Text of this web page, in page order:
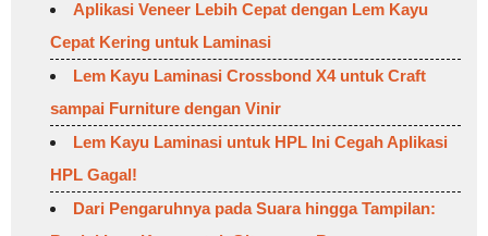
Aplikasi Veneer Lebih Cepat dengan Lem Kayu
Cepat Kering untuk Laminasi
Lem Kayu Laminasi Crossbond X4 untuk Craft
sampai Furniture dengan Vinir
Lem Kayu Laminasi untuk HPL Ini Cegah Aplikasi
HPL Gagal!
Dari Pengaruhnya pada Suara hingga Tampilan: